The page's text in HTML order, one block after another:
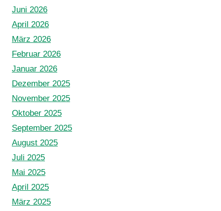
Juni 2026
April 2026
März 2026
Februar 2026
Januar 2026
Dezember 2025
November 2025
Oktober 2025
September 2025
August 2025
Juli 2025
Mai 2025
April 2025
März 2025